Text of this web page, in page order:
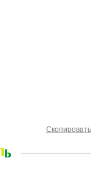
Скопировать